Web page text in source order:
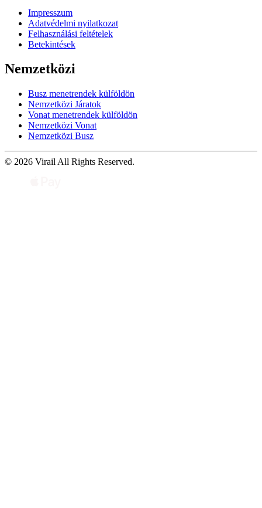
Impresszum
Adatvédelmi nyilatkozat
Felhasználási feltételek
Betekintések
Nemzetközi
Busz menetrendek külföldön
Nemzetközi Járatok
Vonat menetrendek külföldön
Nemzetközi Vonat
Nemzetközi Busz
© 2026 Virail All Rights Reserved.